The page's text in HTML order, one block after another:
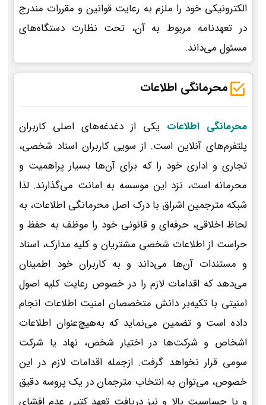
الکترونیکی خود را ملزم به رعایت قوانین و مقررات مندرج
در تعهدنامه مربوط به آن، تحت نظارت دستگاه‌های
مسئول می‌داند.
محرمانگی اطلاعات
محرمانگی اطلاعات یکی از دغدغه‌های اصلی کاربران
پلتفرم‌های آنلاین است. از سویی کاربران اسناد شخصی،
تجاری و اداری خود را که برای آن‌ها بسیار پراهمیت و
محرمانه است، نزد این موسسه به امانت می‌گذارند. لذا
شبکه مترجمین اشراق با درک اصل محرمانگی اطلاعات، به
لحاظ اخلاقی، حرفه‌ای و قانونی خود را موظف به حفظ و
حراست از اطلاعات شخصی مشتریان و کلیه مدارک، اسناد
و مستندات آن‌ها می‌داند و به کاربران خود اطمینان
می‌دهد که اقدامات لازم را در خصوص رعایت کلیه اصول
امنیتی با تکیه‌بر دانش متخصصان امنیت اطلاعات انجام
داده است و تضمین می‌نماید که به‌هیچ‌عنوان اطلاعات
اشخاص و شرکت‌ها در اختیار شخص، نهاد یا شرکت
سومی قرار نخواهد گرفت. ازجمله اقدامات لازم در این
خصوص، می‌توان به انتخاب مترجمان در یک پروسه دقیق
و با حساسیت بالا و نیز دریافت تعهد کتبی عدم افشای